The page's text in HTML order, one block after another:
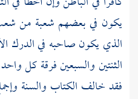
يكون في بعضهم شعبة من شعب
الذي يكون صاحبه في الدرك
الثنتين والسبعين فرقة كل
فقد خالف الكتاب والسنة